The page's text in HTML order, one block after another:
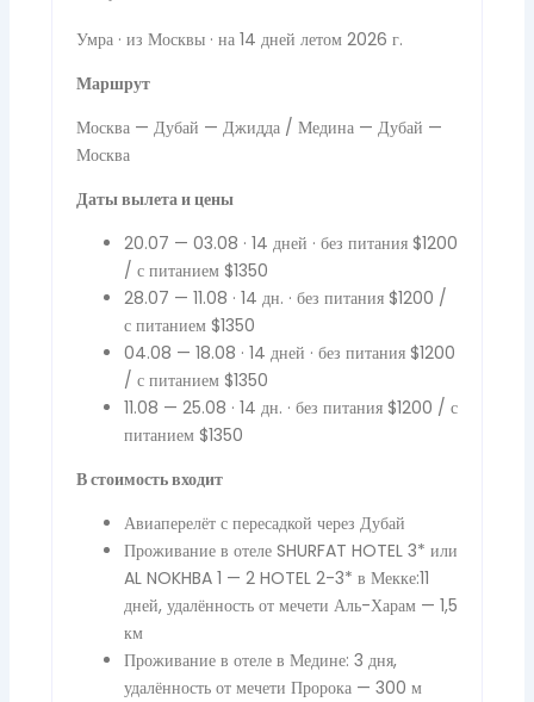
Умра · из Москвы · на 14 дней летом 2026 г.
Маршрут
Москва — Дубай — Джидда / Медина — Дубай —
Москва
Даты вылета и цены
20.07 — 03.08 · 14 дней · без питания $1200
/ с питанием $1350
28.07 — 11.08 · 14 дн. · без питания $1200 /
с питанием $1350
04.08 — 18.08 · 14 дней · без питания $1200
/ с питанием $1350
11.08 — 25.08 · 14 дн. · без питания $1200 / с
питанием $1350
В стоимость входит
Авиаперелёт с пересадкой через Дубай
Проживание в отеле SHURFAT HOTEL 3* или
AL NOKHBA 1 — 2 HOTEL 2-3* в Мекке:11
дней, удалённость от мечети Аль-Харам — 1,5
км
Проживание в отеле в Медине: 3 дня,
удалённость от мечети Пророка — 300 м